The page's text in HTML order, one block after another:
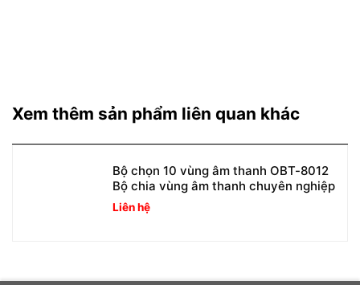
Xem thêm sản phẩm liên quan khác
Bộ chọn 10 vùng âm thanh OBT-8012
Bộ chia vùng âm thanh chuyên nghiệp
Liên hệ